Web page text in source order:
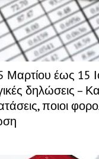
έως 15
δηλώσεις –
ποιοι